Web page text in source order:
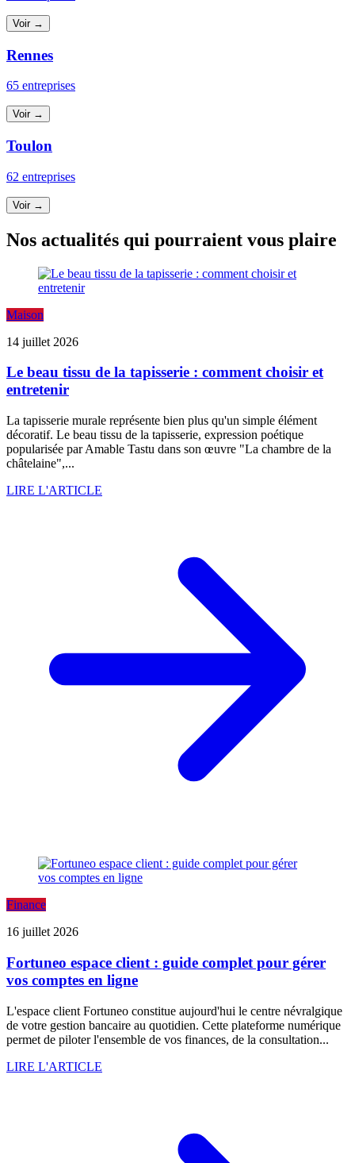
Voir →
Rennes
65 entreprises
Voir →
Toulon
62 entreprises
Voir →
Nos actualités qui pourraient vous plaire
Maison
14 juillet 2026
Le beau tissu de la tapisserie : comment choisir et
entretenir
La tapisserie murale représente bien plus qu'un simple élément
décoratif. Le beau tissu de la tapisserie, expression poétique
popularisée par Amable Tastu dans son œuvre "La chambre de la
châtelaine",...
LIRE L'ARTICLE
Finance
16 juillet 2026
Fortuneo espace client : guide complet pour gérer
vos comptes en ligne
L'espace client Fortuneo constitue aujourd'hui le centre névralgique
de votre gestion bancaire au quotidien. Cette plateforme numérique
permet de piloter l'ensemble de vos finances, de la consultation...
LIRE L'ARTICLE